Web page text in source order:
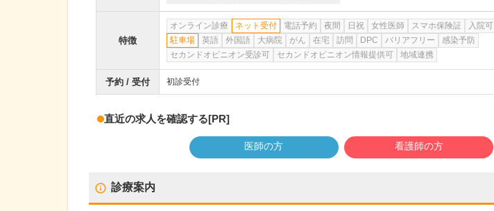
特徴
オンライン診療 ネット受付 電話予約 夜間 日祝 女性医師 スマホ保険証 入院可
駐車場
英語 外国語 大病院 がん 在宅 訪問 DPC バリアフリー
感染予防
セカンドオピニオン受診可
セカンドオピニオン情報提供可 地域連携
予約 / 受付 初診受付
直近の求人を確認する[PR]
医師の方 看護師の方
診療案内